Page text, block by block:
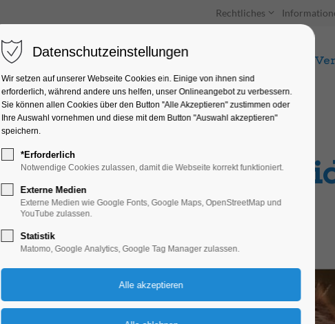
Rechtliches
Unterkünfte Entdecken & Erleben
Sascha Korf: Veni,
Theater, Bühne
28.09.2024, 20:00–22:00
Datenschutzeinstellungen
Wir setzen auf unserer Webseite Cookies ein. Einige von ihnen sind
erforderlich, während andere uns helfen, unser Onlineangebot zu verbessern.
Sie können allen Cookies über den Button "Alle Akzeptieren" zustimmen oder
Ihre Auswahl vornehmen und diese mit dem Button "Auswahl akzeptieren"
speichern.
*Erforderlich
Notwendige Cookies zulassen, damit die Webseite korrekt funktioniert.
Externe Medien
Externe Medien wie Google Fonts, Google Maps, OpenStreetMap und
YouTube zulassen.
Statistik
Matomo, Google Analytics, Google Tag Manager zulassen.